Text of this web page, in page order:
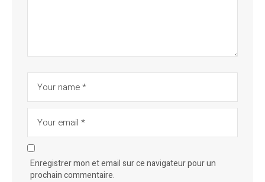
Enregistrer mon et email sur ce navigateur pour un
prochain commentaire.